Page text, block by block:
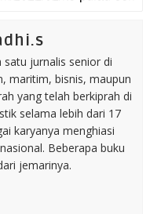
satu jurnalis senior di
maritim, bisnis, maupun
yang telah berkiprah di
selama lebih dari 17
karyanya menghiasi
Beberapa buku
jemarinya.